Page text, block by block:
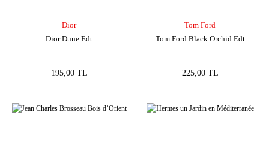
Dior
Dior Dune Edt
195,00 TL
Tom Ford
Tom Ford Black Orchid Edt
225,00 TL